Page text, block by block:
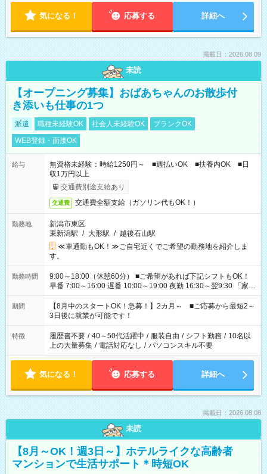
気になる！ 応募する 詳細へ
掲載日：2026.08.09
未読
【オープニング募集】おばあちゃんのお散歩付
き添いも仕事の1つ
派遣 職種未経験OK 社会人未経験OK
ブランクOK
WEB登録・面接OK
給与
無資格未経験：時給1250円～ ■週払いOK ■扶養内OK ■日
収1万円以上
交通費別途支給あり
交通費 交通費全額支給（ガソリン代もOK！）
勤務地
新潟市東区
東新潟駅 / 大形駅 / 越後石山駅
≪車通勤もOK！≫ご自宅近くでご希望の勤務地を紹介しま
す。
勤務時間
9:00～18:00（休憩60分） ■ご希望があれば下記シフトもOK！
早番 7:00～16:00 遅番 10:00～19:00 夜勤 16:30～翌9:30 「家族
と休みを合わせたい」 「余裕を持って夕飯の準備がしたい」
「できれば残業はしたくない」 など、ご希望を教えてください
ね。 ※Wワーク希望の方へ 今ご覧のお仕事で希望する勤務時間
と、もう1つのお仕事の勤務時間。 合計で週40時間を超える場
合は応募できません。
期間
【8月中のスタートOK！急募！】2カ月～ ■ご応募から最短2～
3日後に就業が可能です！
特徴 履歴書不要 / 40～50代活躍中 / 服装自由 / シフト勤務 / 10名以
上の大量募集 / 電話対応なし / パソコンスキル不要
気になる！ 応募する 詳細へ
掲載日：2026.08.08
未読
【8月～OK！週3日～】ホテルライクな高齢者
マンションで生活サポート＊時短OK